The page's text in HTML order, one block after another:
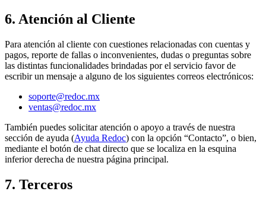
6. Atención al Cliente
Para atención al cliente con cuestiones relacionadas con cuentas y
pagos, reporte de fallas o inconvenientes, dudas o preguntas sobre
las distintas funcionalidades brindadas por el servicio favor de
escribir un mensaje a alguno de los siguientes correos electrónicos:
soporte@redoc.mx
ventas@redoc.mx
También puedes solicitar atención o apoyo a través de nuestra
sección de ayuda (Ayuda Redoc) con la opción “Contacto”, o bien,
mediante el botón de chat directo que se localiza en la esquina
inferior derecha de nuestra página principal.
7. Terceros